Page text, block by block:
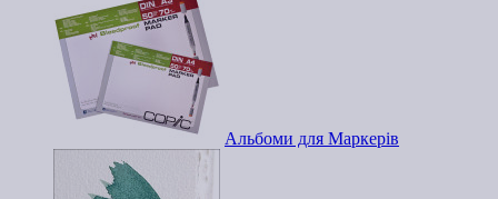
Альбоми для Маркерів